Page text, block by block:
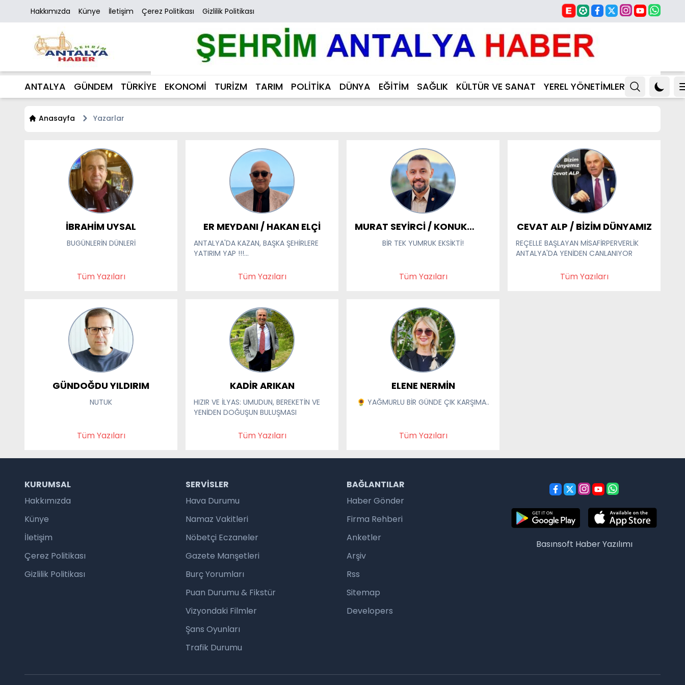
Hakkımızda Künye İletişim Çerez Politikası Gizlilik Politikası
ANTALYA GÜNDEM TÜRKİYE EKONOMİ TURİZM TARIM POLİTİKA DÜNYA EĞİTİM SAĞLIK KÜLTÜR VE SANAT YEREL YÖNETİMLER
Anasayfa Yazarlar
İBRAHİM UYSAL
BUGÜNLERİN DÜNLERİ
Tüm Yazıları
ER MEYDANI / HAKAN ELÇİ
ANTALYA'DA KAZAN, BAŞKA ŞEHİRLERE
YATIRIM YAP !!!...
Tüm Yazıları
MURAT SEYİRCİ / KONUK
YAZARBİR TEK YUMRUK EKSİKTİ!
Tüm Yazıları
CEVAT ALP / BİZİM DÜNYAMIZ
REÇELLE BAŞLAYAN MİSAFİRPERVERLİK
ANTALYA'DA YENİDEN CANLANIYOR
Tüm Yazıları
GÜNDOĞDU YILDIRIM
NUTUK
Tüm Yazıları
KADİR ARIKAN
HIZIR VE İLYAS: UMUDUN, BEREKETİN VE
YENİDEN DOĞUŞUN BULUŞMASI
Tüm Yazıları
ELENE NERMİN
🌻 YAĞMURLU BİR GÜNDE ÇIK KARŞIMA..
Tüm Yazıları
KURUMSAL
Hakkımızda
Künye
İletişim
Çerez Politikası
Gizlilik Politikası
SERVISLER
Hava Durumu
Namaz Vakitleri
Nöbetçi Eczaneler
Gazete Manşetleri
Burç Yorumları
Puan Durumu & Fikstür
Vizyondaki Filmler
Şans Oyunları
Trafik Durumu
BAĞLANTILAR
Haber Gönder
Firma Rehberi
Anketler
Arşiv
Rss
Sitemap
Developers
Basınsoft Haber Yazılımı